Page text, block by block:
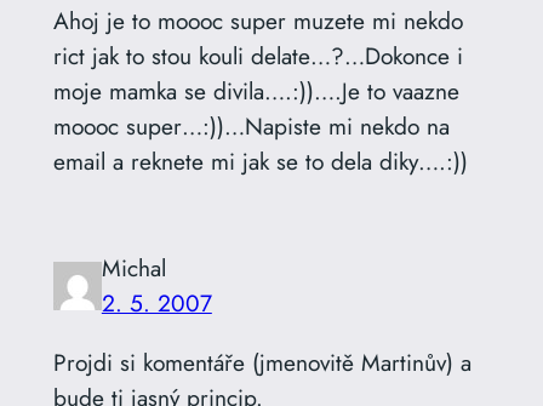
Ahoj je to moooc super muzete mi nekdo
rict jak to stou kouli delate…?…Dokonce i
moje mamka se divila….:))….Je to vaazne
moooc super…:))…Napiste mi nekdo na
email a reknete mi jak se to dela diky….:))
Michal
2. 5. 2007
Projdi si komentáře (jmenovitě Martinův) a
bude ti jasný princip.